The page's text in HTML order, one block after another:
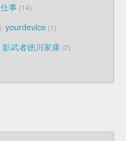
仕事 14
yourdevice 1
影武者徳川家康 2